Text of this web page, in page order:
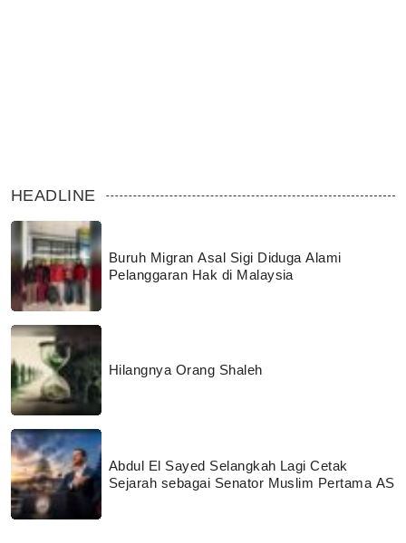
HEADLINE
Buruh Migran Asal Sigi Diduga Alami
Pelanggaran Hak di Malaysia
Hilangnya Orang Shaleh
Abdul El Sayed Selangkah Lagi Cetak
Sejarah sebagai Senator Muslim Pertama AS